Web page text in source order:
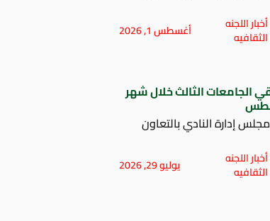
أخبار اللجنه
الثقافيه أغسطس 1, 2026
الجامعات الثالث خلال شهر
إدارة النادي بالتعاون
أخبار اللجنه
الثقافيه يوليو 29, 2026